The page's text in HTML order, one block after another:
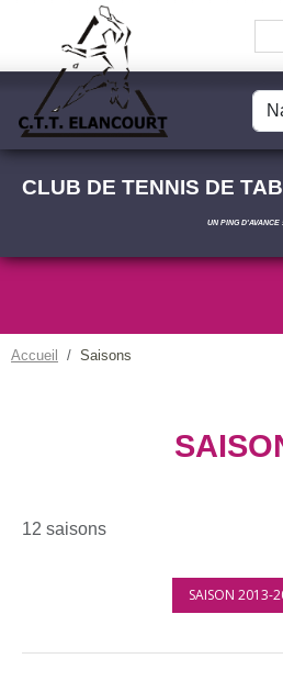
CLUB DE TENNIS DE
UN PING D'AVANCE !
Accueil Saisons
12 saisons
SAISON 2013-
Panneau de gestion des cookies